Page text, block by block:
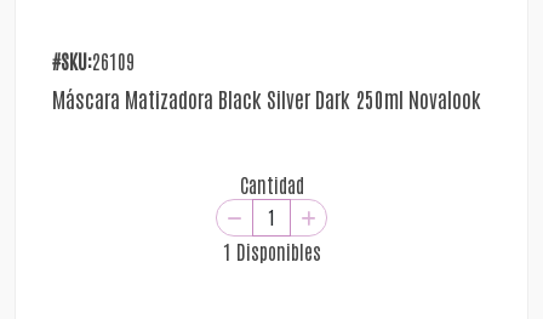
#SKU:26109
Máscara Matizadora Black Silver Dark 250ml Novalook
Cantidad
1 Disponibles